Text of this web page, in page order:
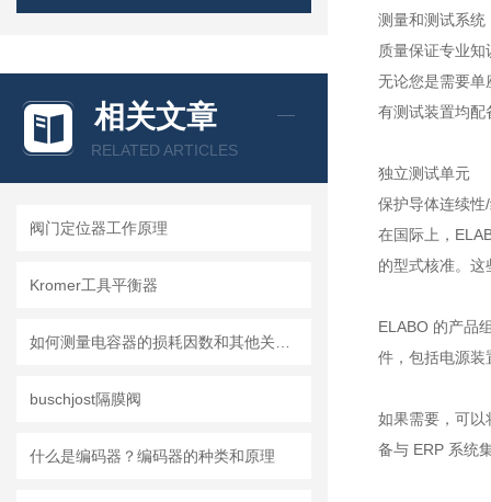
相关文章
RELATED ARTICLES
阀门定位器工作原理
Kromer工具平衡器
buschjost隔膜阀
什么是编码器？编码器的种类和原理
测量和测试系统
质量保证专业知
无论您是需要单
有测试装置均配
独立测试单元
保护导体连续性
在国际上，
的型式核准。
ELABO 的产品
件，包括电源装
如果需要，可以
备与 ERP 系统